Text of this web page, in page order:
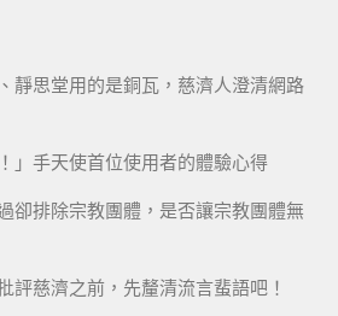
靜思堂用的是銅瓦，慈濟人澄清網路
」手天使首位使用者的體驗心得
卻排除宗教團體，是否讓宗教團體無
評慈濟之前，先釐清流言蜚語吧！